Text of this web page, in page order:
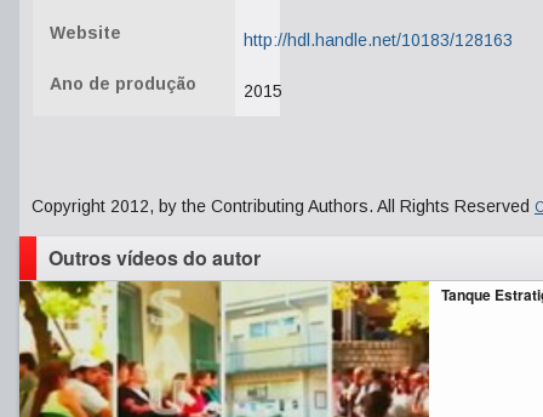
Website http://hdl.handle.net/10183/128163
Ano de produção 2015
Copyright 2012, by the Contributing Authors. All Rights Reserved
Outros vídeos do autor
Tanque